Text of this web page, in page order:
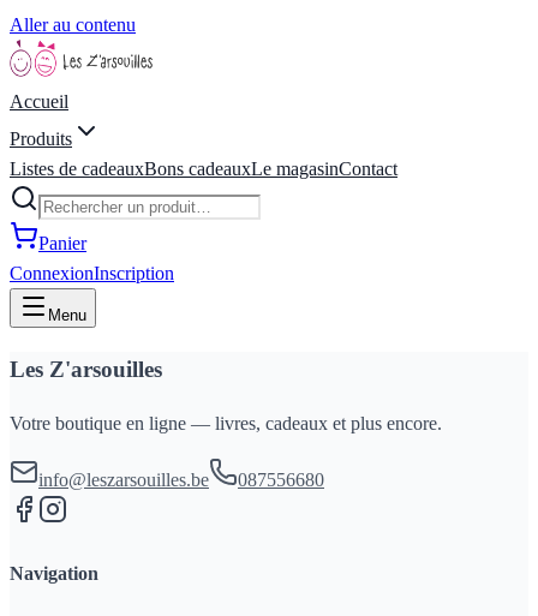
Aller au contenu
Accueil
Produits
Listes de cadeauxBons cadeauxLe magasinContact
Panier
ConnexionInscription
Menu
Les Z'arsouilles
Votre boutique en ligne — livres, cadeaux et plus encore.
info@leszarsouilles.be 087556680
Navigation